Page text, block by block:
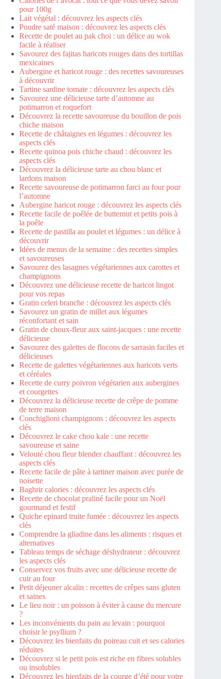
pour 100g
Lait végétal : découvrez les aspects clés
Poudre saté maison : découvrez les aspects clés
Recette de poulet au pak choi : un délice au wok
facile à réaliser
Savourez des fajitas haricots rouges dans des tortillas
mexicaines
Aubergine et haricot rouge : des recettes savoureuses
à découvrir
Tartine sardine tomate : découvrez les aspects clés
Savourez une délicieuse tarte d’automne au
potimarron et roquefort
Découvrez la recette savoureuse du bouillon de pois
chiche maison
Recette de châtaignes en légumes : découvrez les
aspects clés
Recette quinoa pois chiche chaud : découvrez les
aspects clés
Découvrez la délicieuse tarte au chou blanc et
lardons maison
Recette savoureuse de potimarron farci au four pour
l’automne
Aubergine haricot rouge : découvrez les aspects clés
Recette facile de poêlée de butternut et petits pois à
la poêle
Recette de pastilla au poulet et légumes : un délice à
découvrir
Idées de menus de la semaine : des recettes simples
et savoureuses
Savourez des lasagnes végétariennes aux carottes et
champignons
Découvrez une délicieuse recette de haricot lingot
pour vos repas
Gratin celeri branche : découvrez les aspects clés
Savourez un gratin de millet aux légumes
réconfortant et sain
Gratin de choux-fleur aux saint-jacques : une recette
délicieuse
Savourez des galettes de flocons de sarrasin faciles et
délicieuses
Recette de galettes végétariennes aux haricots verts
et céréales
Recette de curry poivron végétarien aux aubergines
et courgettes
Découvrez la délicieuse recette de crêpe de pomme
de terre maison
Conchiglioni champignons : découvrez les aspects
clés
Découvrez le cake chou kale : une recette
savoureuse et saine
Velouté chou fleur blender chauffant : découvrez les
aspects clés
Recette facile de pâte à tartiner maison avec purée de
noisette
Baghrir calories : découvrez les aspects clés
Recette de chocolat praliné facile pour un Noël
gourmand et festif
Quiche epinard truite fumée : découvrez les aspects
clés
Comprendre la gliadine dans les aliments : risques et
alternatives
Tableau temps de séchage déshydrateur : découvrez
les aspects clés
Conservez vos fruits avec une délicieuse recette de
cuir au four
Petit déjeuner alcalin : recettes de crêpes sans gluten
et saines
Le lieu noir : un poisson à éviter à cause du mercure
?
Les inconvénients du pain au levain : pourquoi
choisir le psyllium ?
Découvrez les bienfaits du poireau cuit et ses calories
réduites
Découvrez si le petit pois est riche en fibres solubles
ou insolubles
Découvrez les bienfaits de la courge d’été pour votre